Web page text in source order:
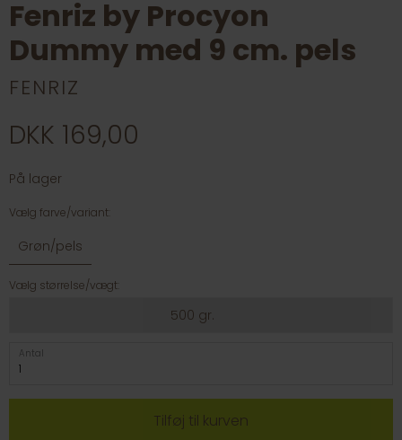
Fenriz by Procyon
Dummy med 9 cm. pels
FENRIZ
DKK 169,00
På lager
Vælg farve/variant:
Grøn/pels
Vælg størrelse/vægt:
500 gr.
Antal